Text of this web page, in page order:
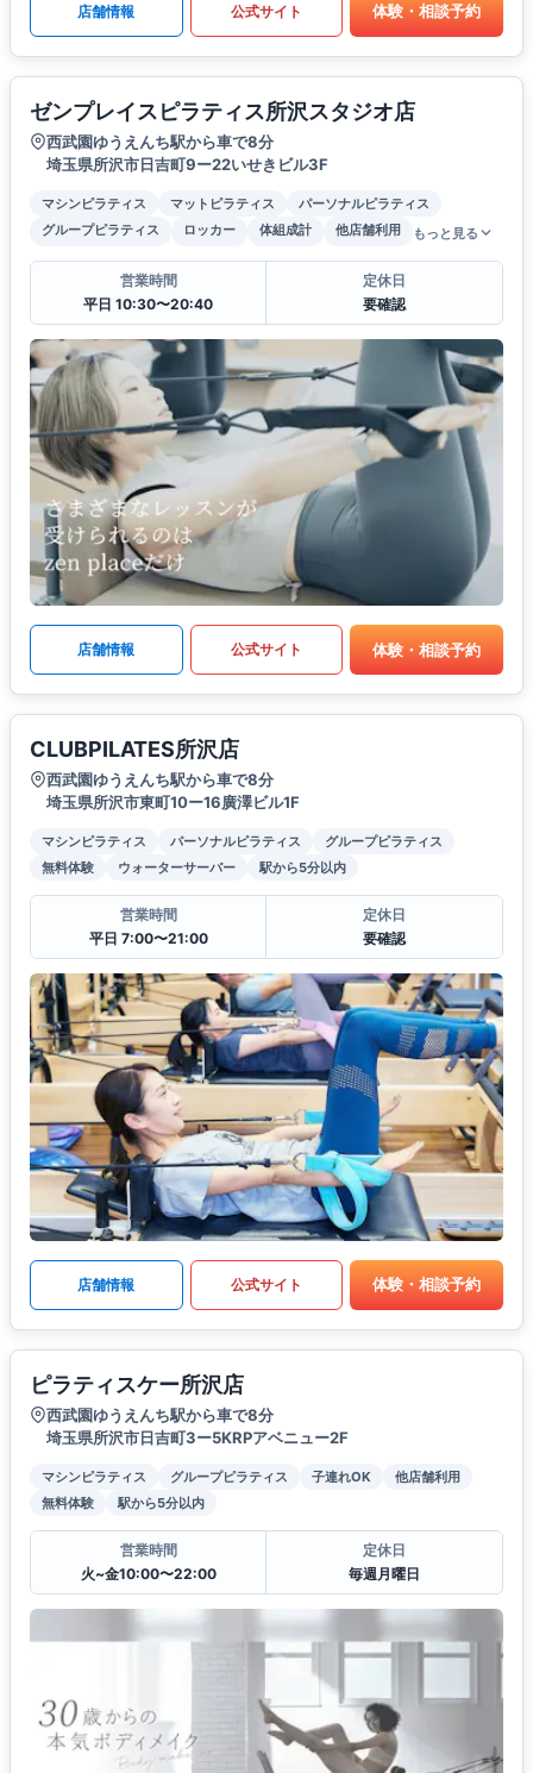
店舗情報 公式サイト 体験・相談予約
ゼンプレイスピラティス所沢スタジオ店
西武園ゆうえんち駅から車で8分
埼玉県所沢市日吉町9ー22いせきビル3F
マシンピラティス マットピラティス
パーソナルピラティス
グループピラティス
ロッカー 体組成計 他店舗利用 もっと見る
営業時間
平日 10:30〜20:40
定休日
要確認
店舗情報 公式サイト 体験・相談予約
CLUBPILATES所沢店
西武園ゆうえんち駅から車で8分
埼玉県所沢市東町10ー16廣澤ビル1F
マシンピラティス パーソナルピラティス
グループピラティス
無料体験
ウォーターサーバー 駅から5分以内
営業時間
平日 7:00〜21:00
定休日
要確認
店舗情報 公式サイト 体験・相談予約
ピラティスケー所沢店
西武園ゆうえんち駅から車で8分
埼玉県所沢市日吉町3ー5KRPアベニュー2F
マシンピラティス グループピラティス 子連れOK
他店舗利用
無料体験
駅から5分以内
営業時間
火~金10:00〜22:00
定休日
毎週月曜日